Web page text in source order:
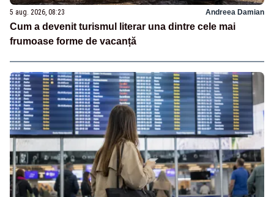
5 aug. 2026, 08:23 Andreea Damian
Cum a devenit turismul literar una dintre cele mai
frumoase forme de vacanță